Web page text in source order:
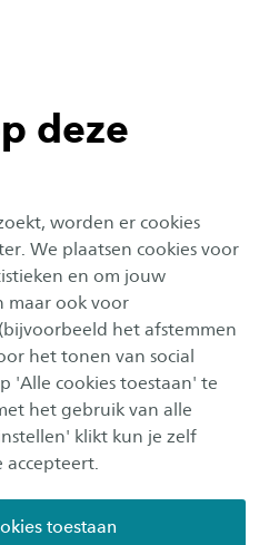
deze
worden er cookies
We plaatsen cookies voor
en om jouw
maar ook voor
het afstemmen
het tonen van social
'Alle cookies toestaan' te
het gebruik van alle
klikt kun je zelf
accepteert.
toestaan
2026-2027
dat jij de juiste studie
je uiterlijk op 1 mei aan
ontvang je (vanaf 1
voor een Meet & Greet
met de opleiding die jij
er vanuit dat je na
& Greet over alle
in september met de
te kunnen beginnen.
vragen hebben, vraag
(studiekeuzecheck)
wel aan alle